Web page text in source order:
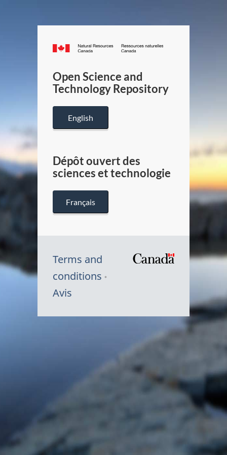
Canada.ca
/
Canada
Open Science and
Technology Repository
English
Dépôt ouvert des
sciences et technologie
Français
Terms and
conditions
Avis
du